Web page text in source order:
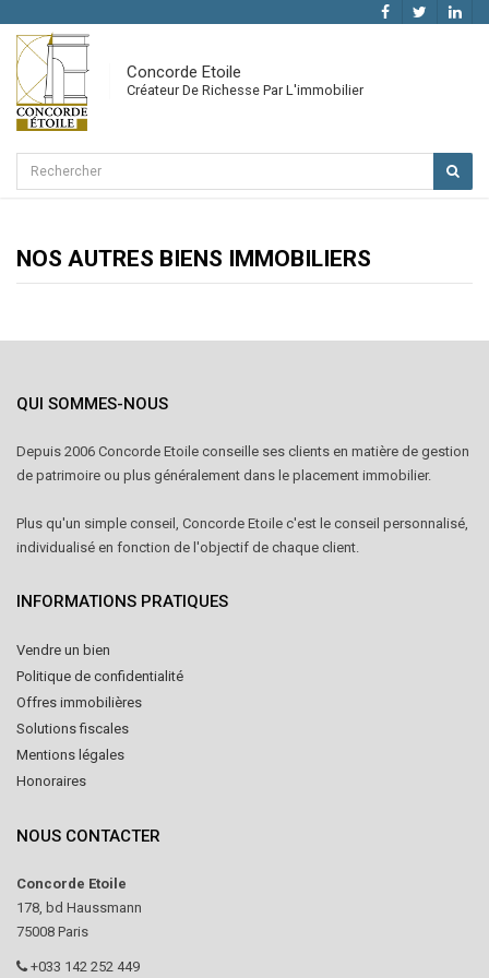
Concorde Etoile
Créateur De Richesse Par L'immobilier
NOS AUTRES BIENS IMMOBILIERS
QUI SOMMES-NOUS
Depuis 2006 Concorde Etoile conseille ses clients en matière de gestion
de patrimoire ou plus généralement dans le placement immobilier.
Plus qu'un simple conseil, Concorde Etoile c'est le conseil personnalisé,
individualisé en fonction de l'objectif de chaque client.
INFORMATIONS PRATIQUES
Vendre un bien
Politique de confidentialité
Offres immobilières
Solutions fiscales
Mentions légales
Honoraires
NOUS CONTACTER
Concorde Etoile
178, bd Haussmann
75008 Paris
+033 142 252 449